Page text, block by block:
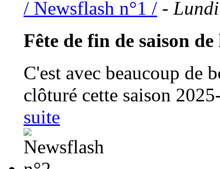
/ Newsflash n°1 / -
Fête de fin de saison
C'est avec beaucoup de
clôturé cette saison
suite